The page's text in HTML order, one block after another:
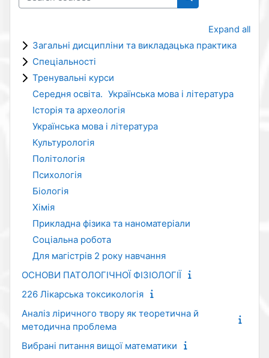
Search courses
Expand all
Загальні дисципліни та викладацька практика
Спеціальності
Тренувальні курси
Середня освіта. Українська мова і література
Історія та археологія
Українська мова і література
Культурологія
Політологія
Психологія
Біологія
Хімія
Прикладна фізика та наноматеріали
Соціальна робота
Для магістрів 2 року навчання
ОСНОВИ ПАТОЛОГІЧНОЇ ФІЗІОЛОГІЇ
226 Лікарська токсикологія
Аналіз ліричного твору як теоретична й
методична проблема
Вибрані питання вищої математики